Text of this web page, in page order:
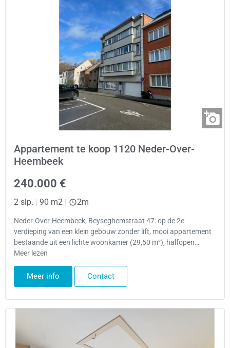
Appartement te koop 1120 Neder-Over-
Heembeek
240.000 €
2 slp. | 90 m2 | 2m
Neder-Over-Heembeek, Beyseghemstraat 47: op de 2e
verdieping van een klein gebouw zonder lift, mooi appartement
bestaande uit een lichte woonkamer (29,50 m²), halfopen…
Meer lezen
Meer info Contact